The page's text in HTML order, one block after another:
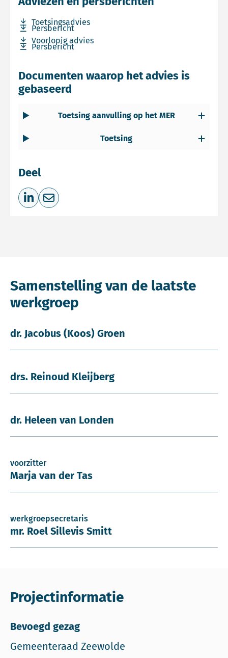
Toetsingsadvies
Download bestand Toetsingsadvies
Persbericht
Download bestand Persbericht
Voorlopig advies
Download bestand Voorlopig advies
Persbericht
Download bestand Persbericht
Documenten waarop het advies is
gebaseerd
Toetsing aanvulling op het MER
Toetsing
Deel
Deel op LinkedIn
Deel via e-mail
Samenstelling van de laatste
werkgroep
dr. Jacobus (Koos) Groen
drs. Reinoud Kleijberg
dr. Heleen van Londen
voorzitter
Marja van der Tas
werkgroepsecretaris
mr. Roel Sillevis Smitt
Projectinformatie
Bevoegd gezag
Gemeenteraad Zeewolde